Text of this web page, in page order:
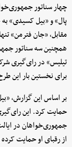
چهار سناتور
پال» و «بیل کسیدی»
مقابل، «جان فترمن»
همچنین سه سناتور
تیلیس» در رای‌گیری
برای نخستین بار این
بر اساس این گزارش،
حمایت کرد. این
جمهوری‌خواهان در
از رقبای او حمایت